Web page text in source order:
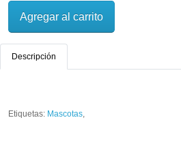
Agregar al carrito
Descripción
Etiquetas: Mascotas,